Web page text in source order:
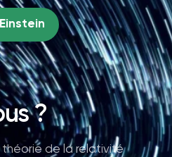
?
théorie de la relativité